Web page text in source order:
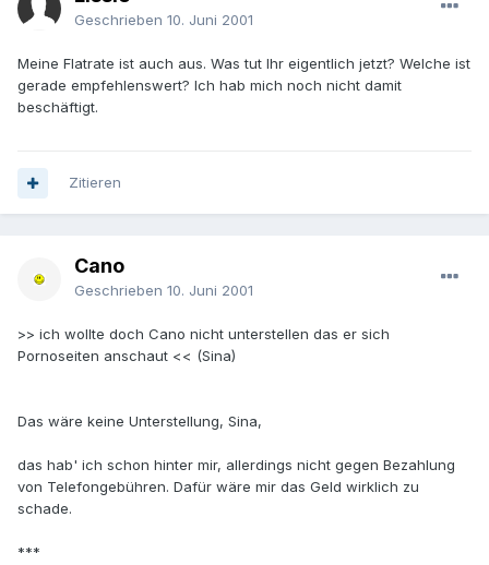
Geschrieben 10. Juni 2001
Meine Flatrate ist auch aus. Was tut Ihr eigentlich jetzt? Welche ist
gerade empfehlenswert? Ich hab mich noch nicht damit
beschäftigt.
Zitieren
Cano
Geschrieben 10. Juni 2001
>> ich wollte doch Cano nicht unterstellen das er sich
Pornoseiten anschaut << (Sina)
Das wäre keine Unterstellung, Sina,
das hab' ich schon hinter mir, allerdings nicht gegen Bezahlung
von Telefongebühren. Dafür wäre mir das Geld wirklich zu
schade.
***